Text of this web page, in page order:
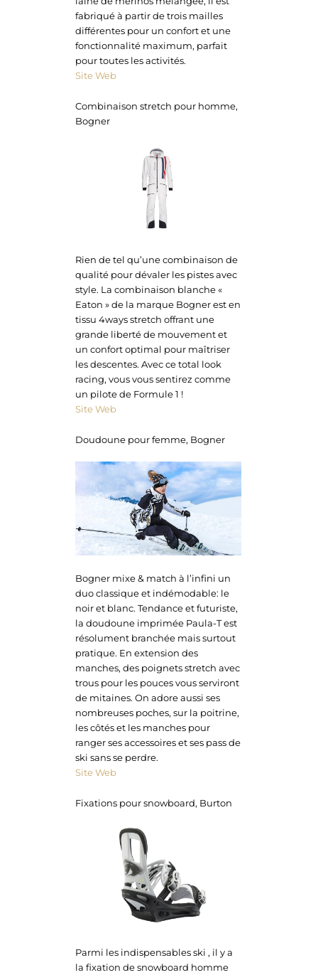
fabriqué à partir de trois mailles
différentes pour un confort et une
fonctionnalité maximum, parfait
pour toutes les activités.
Site Web
Combinaison stretch pour homme,
Bogner
Rien de tel qu’une combinaison de
qualité pour dévaler les pistes avec
style. La combinaison blanche «
Eaton » de la marque Bogner est en
tissu 4ways stretch offrant une
grande liberté de mouvement et
un confort optimal pour maîtriser
les descentes. Avec ce total look
racing, vous vous sentirez comme
un pilote de Formule 1 !
Site Web
Doudoune pour femme, Bogner
Bogner mixe & match à l’infini un
duo classique et indémodable: le
noir et blanc. Tendance et futuriste,
la doudoune imprimée Paula-T est
résolument branchée mais surtout
pratique. En extension des
manches, des poignets stretch avec
trous pour les pouces vous serviront
de mitaines. On adore aussi ses
nombreuses poches, sur la poitrine,
les côtés et les manches pour
ranger ses accessoires et ses pass de
ski sans se perdre.
Site Web
Fixations pour snowboard, Burton
Parmi les indispensables ski , il y a
la fixation de snowboard homme